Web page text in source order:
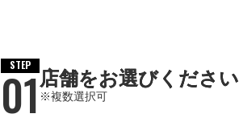
STEP
01店舗をお選びください
※複数選択可